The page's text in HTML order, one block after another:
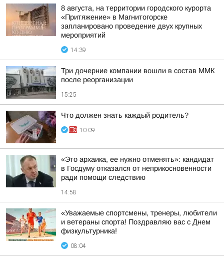
8 августа, на территории городского курорта
«Притяжение» в Магнитогорске
запланировано проведение двух крупных
мероприятий
14:39
Три дочерние компании вошли в состав ММК
после реорганизации
15:25
Что должен знать каждый родитель?
10:09
«Это архаика, ее нужно отменять»: кандидат
в Госдуму отказался от неприкосновенности
ради помощи следствию
14:58
«Уважаемые спортсмены, тренеры, любители
и ветераны спорта! Поздравляю вас с Днем
физкультурника!
08:04